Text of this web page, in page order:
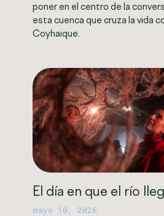
poner en el centro de la
esta cuenca que cruza la vida
Coyhaique.
El día en que el río
mayo 10, 2026